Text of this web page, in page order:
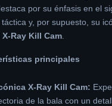
por su énfasis en el
y, por supuesto, su
X-Ray Kill Cam
principales
X-Ray Kill Cam:
de la bala con un